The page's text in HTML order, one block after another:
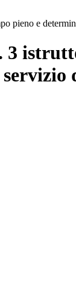
pieno e